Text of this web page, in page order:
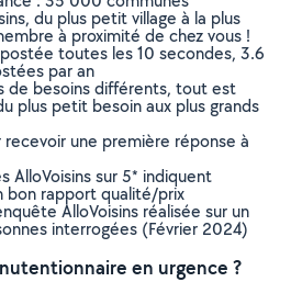
du plus petit village à la plus
à proximité de chez vous !
toutes les 10 secondes, 3.6
par an
de besoins différents, tout est
plus petit besoin aux plus grands
une première réponse à
AlloVoisins sur 5* indiquent
bon rapport qualité/prix
AlloVoisins réalisée sur un
interrogées (Février 2024)
en urgence ?